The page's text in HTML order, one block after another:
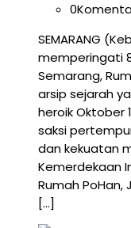
0
SEMARANG
memperingati
Semarang,
arsip sejarah
heroik Oktober
saksi
dan kekuatan
Kemerdekaan
Rumah
[…]